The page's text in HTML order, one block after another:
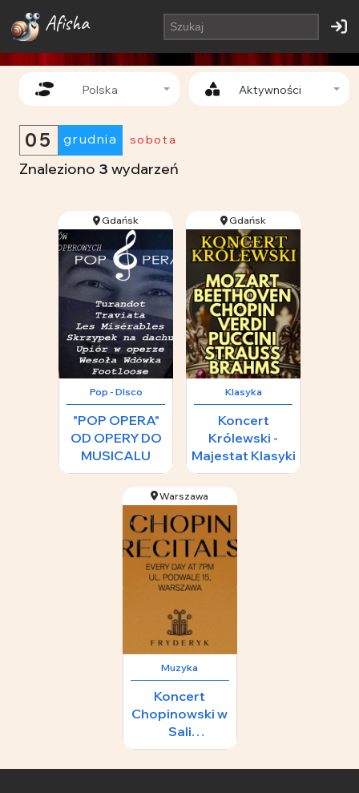
Afisha
sobota
grudnia
05
Znaleziono 3 wydarzeń
Polska Aktywności
Gdańsk
Pop - DIsco
"POP OPERA"
OD OPERY DO
MUSICALU
Gdańsk
Klasyka
Koncert
Królewski -
Majestat Klasyki
Warszawa
Muzyka
Koncert
Chopinowski w
Sali
Koncertowej
Fryderyk